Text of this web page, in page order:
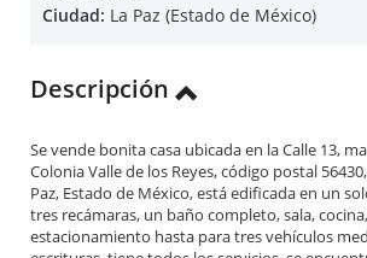
Ciudad: La Paz (Estado de México)
Descripción
Se vende bonita casa ubicada en la Calle 13,
Colonia Valle de los Reyes, código postal
Paz, Estado de México, está edificada en un
tres recámaras, un baño completo, sala,
estacionamiento hasta para tres vehículos